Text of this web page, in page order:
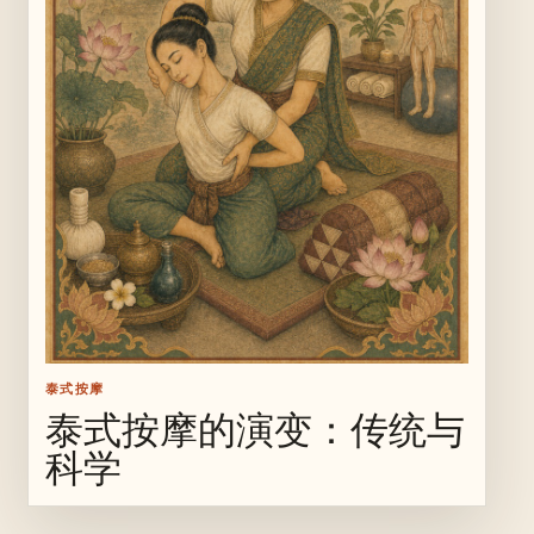
泰式按摩
泰式按摩的演变：传统与
科学